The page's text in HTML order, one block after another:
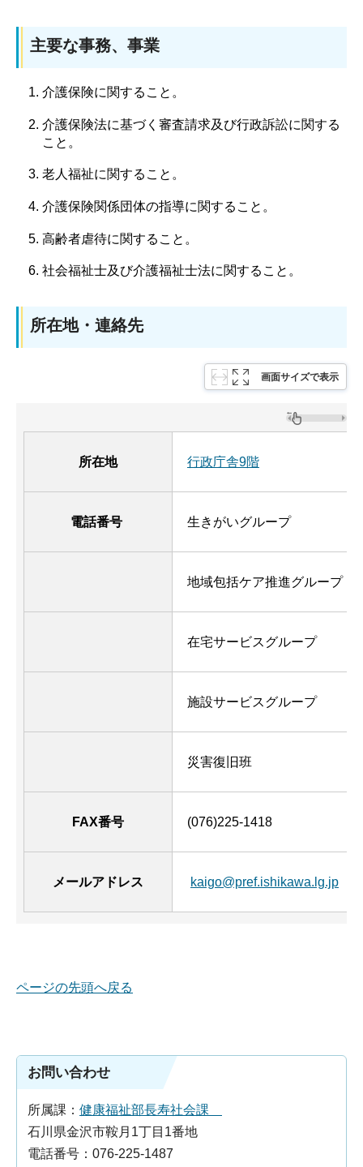
主要な事務、事業
介護保険に関すること。
介護保険法に基づく審査請求及び行政訴訟に関する
こと。
老人福祉に関すること。
介護保険関係団体の指導に関すること。
高齢者虐待に関すること。
社会福祉士及び介護福祉士法に関すること。
所在地・連絡先
画面サイズで表示
所在地 行政庁舎9階
電話番号 生きがいグループ
地域包括ケア推進グループ
在宅サービスグループ
施設サービスグループ
災害復旧班
FAX番号 (076)225-1418
メールアドレス kaigo@pref.ishikawa.lg.jp
ページの先頭へ戻る
お問い合わせ
所属課： 健康福祉部長寿社会課
石川県金沢市鞍月1丁目1番地
電話番号：076-225-1487